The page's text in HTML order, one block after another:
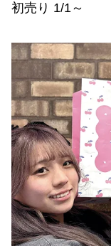
初売り 1/1～